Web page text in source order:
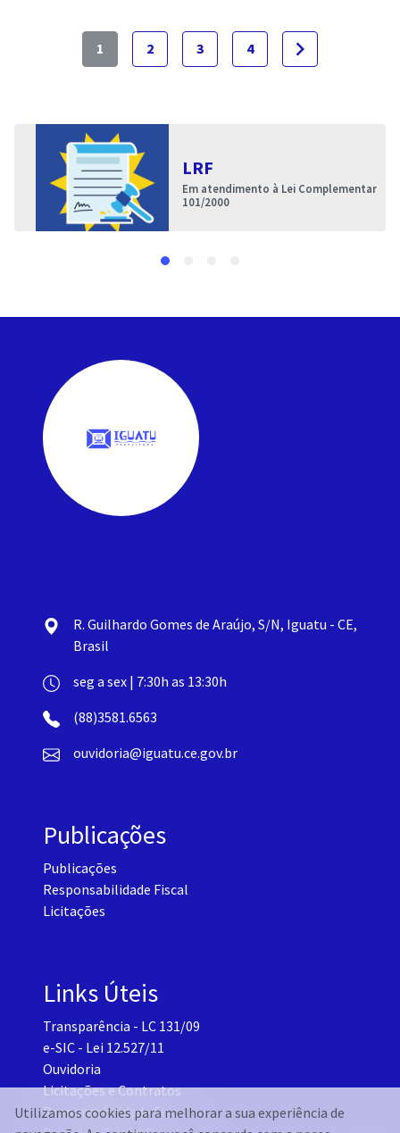
1 2 3 4 navigate_next
LRF
Em atendimento à Lei Complementar
101/2000
R. Guilhardo Gomes de Araújo, S/N, Iguatu - CE,
Brasil
seg a sex | 7:30h as 13:30h
(88)3581.6563
ouvidoria@iguatu.ce.gov.br
Publicações
Publicações
Responsabilidade Fiscal
Licitações
Links Úteis
Transparência - LC 131/09
e-SIC - Lei 12.527/11
Ouvidoria
Licitações e Contratos
Responsabilidade Fiscal
Utilizamos cookies para melhorar a sua experiência de